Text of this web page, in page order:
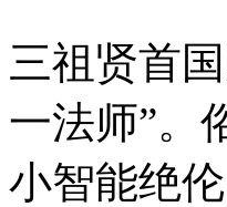
三祖贤首
一法师”。
小智能绝